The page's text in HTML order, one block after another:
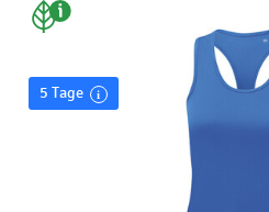
5 Tage